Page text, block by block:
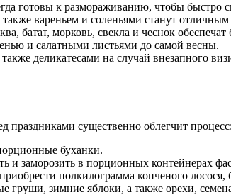
готовы к размораживанию, чтобы быстро
вареньем и соленьями станут
батат, морковь, свекла и чеснок
и салатными листьями до самой весны.
деликатесами на случай внезапного
праздниками существенно облегчит процесс:
буханки.
и заморозить в порционных контейнерах
полкилограмма копченого
груши, зимние яблоки, а также орехи,